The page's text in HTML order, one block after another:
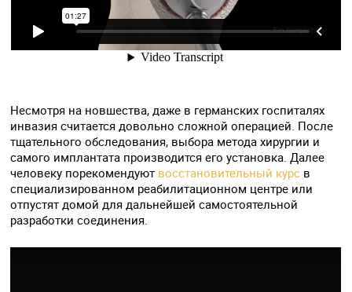
Несмотря на новшества, даже в германских госпиталях
инвазия считается довольно сложной операцией. После
тщательного обследования, выбора метода хирургии и
самого имплантата производится его установка. Далее
человеку порекомендуют восстановительный курс в
специализированном реабилитационном центре или
отпустят домой для дальнейшей самостоятельной
разработки соединения.